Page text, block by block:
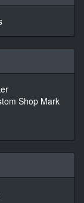
Shop Mark